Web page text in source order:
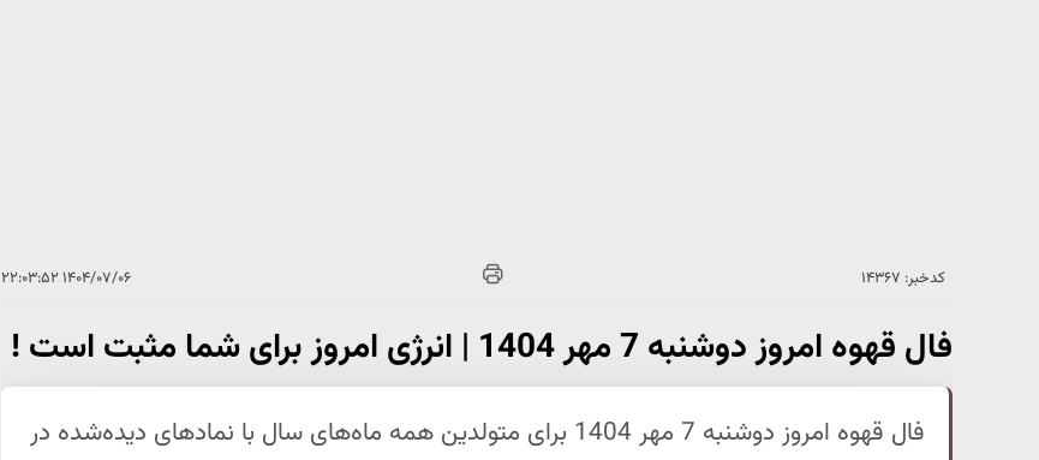
کدخبر: ۱۴۳۶۷ ۱۴۰۴/۰۷/۰۶ ۲۲:۰۳:۵۲
فال قهوه امروز دوشنبه 7 مهر 1404 | انرژی امروز برای شما مثبت است !
فال قهوه امروز دوشنبه 7 مهر 1404 برای متولدین همه ماه‌های سال با نمادهای دیده‌شده در